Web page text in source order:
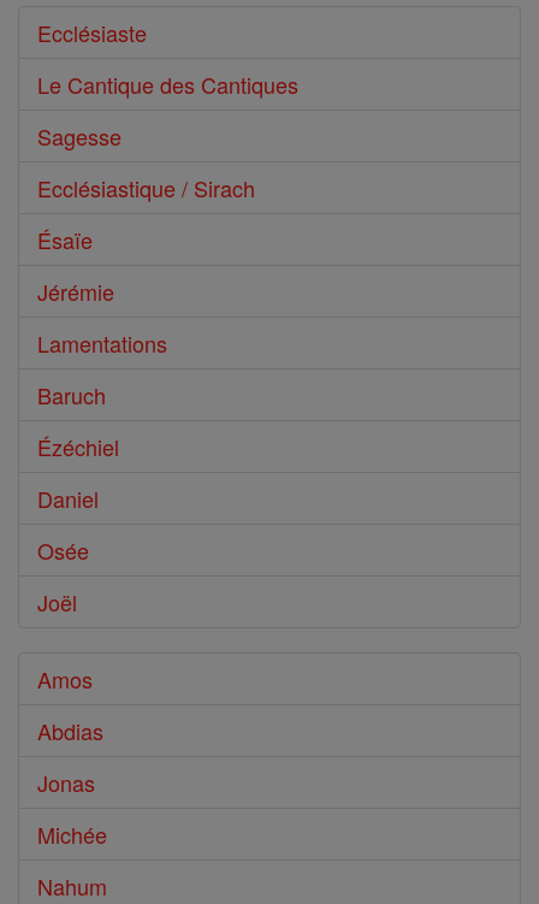
Ecclésiaste
Le Cantique des Cantiques
Sagesse
Ecclésiastique / Sirach
Ésaïe
Jérémie
Lamentations
Baruch
Ézéchiel
Daniel
Osée
Joël
Amos
Abdias
Jonas
Michée
Nahum